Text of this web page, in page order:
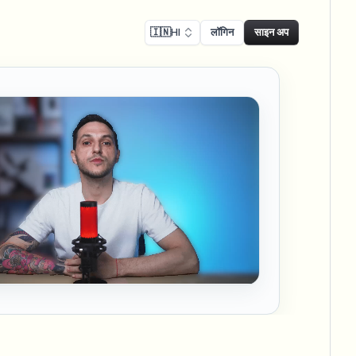
Face swap
फेस स्वैप - इमेज
Swap faces in images
फेस स्वैप - वीडियो
Swap faces in video
AI Video Object
Remover
NEW
Remove objects with scene fill
ब्लर
& demo redaction
ब्लर
redaction
इंटरव्यू
& face privacy
स्ट्रीम ब्लर
🇮🇳HI लॉगिन साइन अप